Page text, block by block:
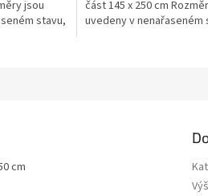
jsou
stavu,
část 145 x 250 cm
uvedeny v nenařaseném
cm